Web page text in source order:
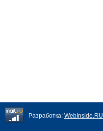
Разработка: WebInside.RU